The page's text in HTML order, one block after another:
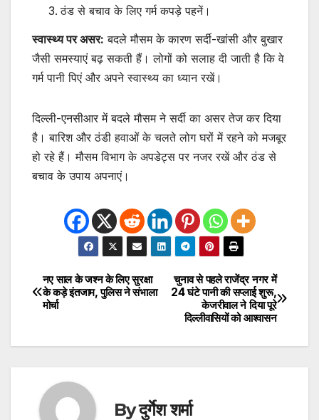
ठंड से बचाव के लिए गर्म कपड़े पहनें।
स्वास्थ्य पर असर: बदले मौसम के कारण सर्दी-खांसी और बुखार
जैसी समस्याएं बढ़ सकती हैं। लोगों को सलाह दी जाती है कि वे
गर्म पानी पिएं और अपने स्वास्थ्य का ध्यान रखें।
दिल्ली-एनसीआर में बदले मौसम ने सर्दी का असर तेज कर दिया
है। बारिश और ठंडी हवाओं के चलते लोग घरों में रहने को मजबूर
हो रहे हैं। मौसम विभाग के अपडेट्स पर नजर रखें और ठंड से
बचाव के उपाय अपनाएं।
Post
navigation
चुनाव से पहले राजेंद्र नगर में
24 घंटे पानी की सप्लाई शुरू,
केजरीवाल ने दिया पूरे
दिल्लीवासियों को आश्वासन
नए साल के जश्न के लिए सुरक्षा
के कड़े इंतजाम, पुलिस ने संभाला
मोर्चा
Byदुर्गेश शर्मा